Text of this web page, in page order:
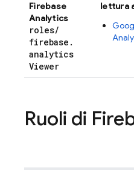
Firebase
Analytics
roles/
firebase .
analytics
Viewer
lettura
Ruoli di